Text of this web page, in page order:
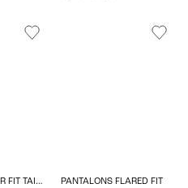
JEANS REGULAR FIT TAILLE MOYENNE BOOTCUT PANTALONS FLARED FIT